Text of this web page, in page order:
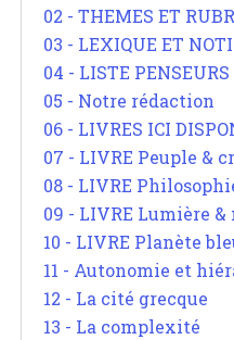
02 - THEMES ET
03 - LEXIQUE ET
04 - LISTE PENSEURS
05 - Notre rédaction
06 - LIVRES ICI
07 - LIVRE Peuple &
08 - LIVRE
09 - LIVRE Lumière
10 - LIVRE Planète
11 - Autonomie et
12 - La cité grecque
13 - La complexité